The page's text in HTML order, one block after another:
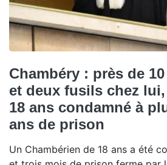
Chambéry : près de
et deux fusils chez
18 ans condamné à
ans de prison
Un Chambérien de 18 ans a été